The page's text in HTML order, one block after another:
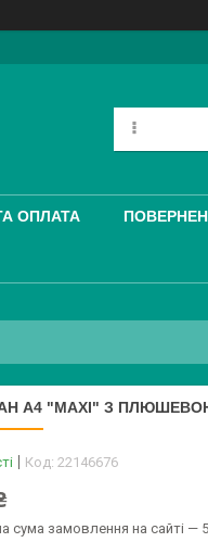
ОПЛАТА
А4 "MAXI" З
Код: 22146676
сума замовлення на сайті —